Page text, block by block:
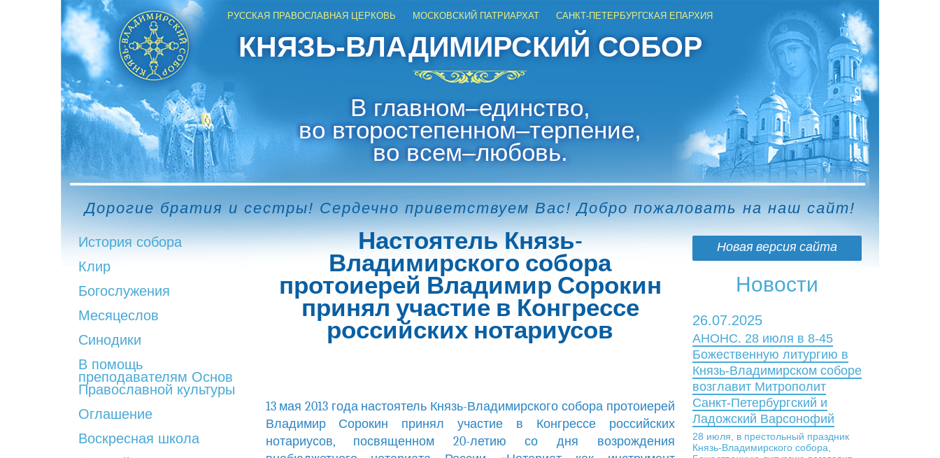
РУССКАЯ ПРАВОСЛАВНАЯ ЦЕРКОВЬ МОСКОВСКИЙ ПАТРИАРХАТ САНКТ-ПЕТЕРБУРГСКАЯ ЕПАРХИЯ
КНЯЗЬ-ВЛАДИМИРСКИЙ СОБОР
В главном–единство,
во второстепенном–терпение,
во всем–любовь.
Дорогие братия и сестры! Сердечно приветствуем Вас! Добро пожаловать на наш сайт!
История собора
Клир
Богослужения
Месяцеслов
Синодики
В помощь
преподавателям Основ
Православной культуры
Оглашение
Воскресная школа
Настоятель Князь-
Владимирского собора
протоиерей Владимир Сорокин
принял участие в Конгрессе
российских нотариусов
13 мая 2013 года настоятель Князь-Владимирского собора протоиерей
Владимир Сорокин принял участие в Конгрессе российских
нотариусов, посвященном 20-летию со дня возрождения
Новая версия сайта
Новости
26.07.2025
АНОНС. 28 июля в 8-45
Божественную литургию в
Князь-Владимирском соборе
возглавит Митрополит
Санкт-Петербургский и
Ладожский Варсонофий
28 июля, в престольный праздник
Князь-Владимирского собора,